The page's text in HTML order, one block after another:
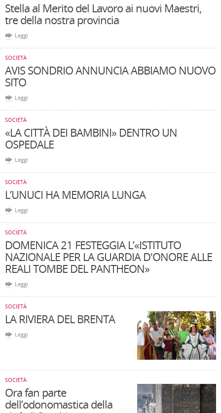
Stella al Merito del Lavoro ai nuovi Maestri,
tre della nostra provincia
Leggi
SOCIETÀ
AVIS SONDRIO ANNUNCIA ABBIAMO NUOVO
SITO
Leggi
SOCIETÀ
«LA CITTÀ DEI BAMBINI» DENTRO UN
OSPEDALE
Leggi
SOCIETÀ
L’UNUCI HA MEMORIA LUNGA
Leggi
SOCIETÀ
DOMENICA 21 FESTEGGIA L’«ISTITUTO
NAZIONALE PER LA GUARDIA D'ONORE ALLE
REALI TOMBE DEL PANTHEON»
Leggi
SOCIETÀ
LA RIVIERA DEL BRENTA
Leggi
SOCIETÀ
Ora fan parte
dell’odonomastica della